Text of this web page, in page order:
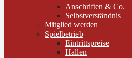
Anschriften & Co.
Selbstverständnis
Mitglied werden
Spielbetrieb
Eintrittspreise
Hallen